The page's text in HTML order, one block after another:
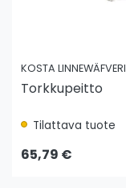
KOSTA LINNEWÄFVERI
Torkkupeitto
Tilattava tuote
65,79 €